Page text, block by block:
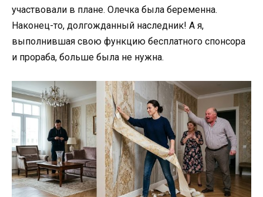
участвовали в плане. Олечка была беременна.
Наконец-то, долгожданный наследник! А я,
выполнившая свою функцию бесплатного спонсора
и прораба, больше была не нужна.